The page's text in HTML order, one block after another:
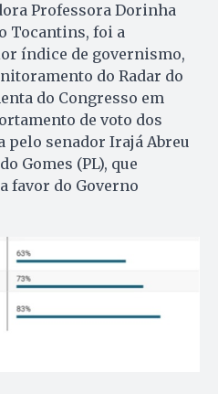
Professora Dorinha
Tocantins, foi a
índice de governismo,
do Radar do
do Congresso em
de voto dos
pelo senador Irajá Abreu
Gomes (PL), que
favor do Governo